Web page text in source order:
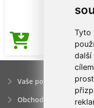
Tyto
další
Vaše poptávka
Obchodní podmínky